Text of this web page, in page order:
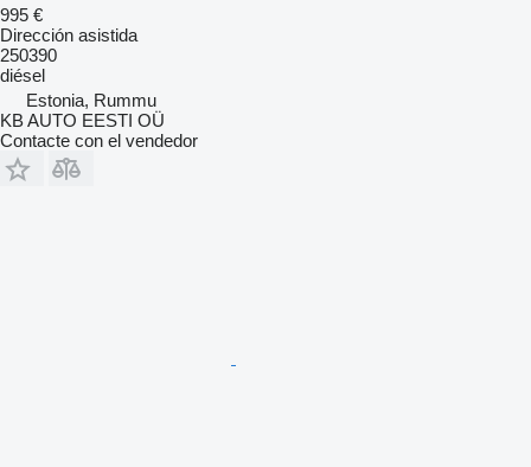
995 €
Dirección asistida
250390
diésel
Estonia, Rummu
KB AUTO EESTI OÜ
Contacte con el vendedor